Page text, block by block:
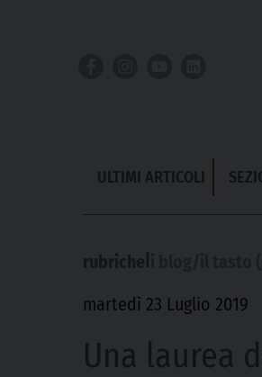
ULTIMI ARTICOLI
martedì 23 Luglio 2019
Una laurea